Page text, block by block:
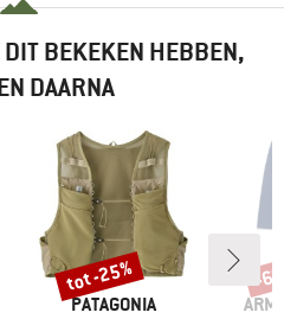
BEKEKEN HEBBEN,
DAARNA
MERK
PATAGONIA
Korting
tot -25% -